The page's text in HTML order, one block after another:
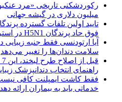
میلیون دلاری در گیشه جهانی
تایید اولین تلفات گسترده
فوق حاد پرندگان H5N1 در استرالیا
آیا ارتودنسی فقط جنبه زیبایی
سلامت دندان‌ها را تغییر می‌دهد
راهنمای انتخاب دندانپزشک
فقط کاشت ایمپلنت کافی
خدماتی باید به بیماران ارائه